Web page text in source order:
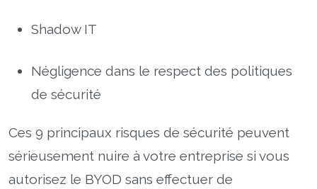
Shadow IT
Négligence dans le respect des politiques
de sécurité
Ces 9 principaux risques de sécurité peuvent
sérieusement nuire à votre entreprise si vous
autorisez le BYOD sans effectuer de